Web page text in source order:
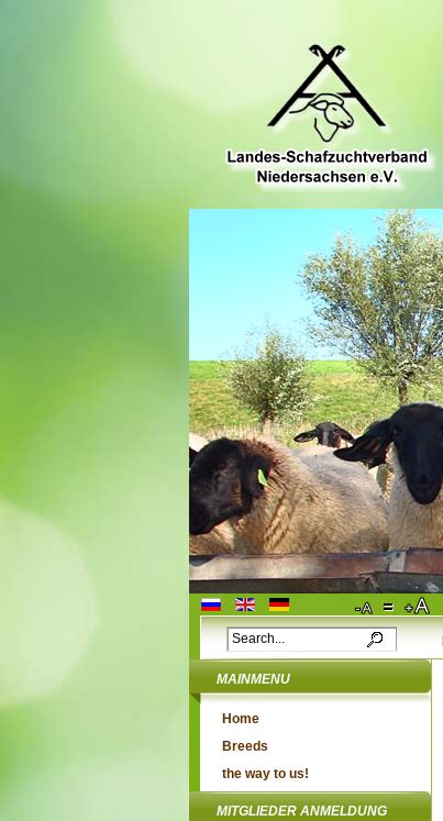
MAINMENU
Home
Breeds
the way to us!
MITGLIEDER ANMELDUNG